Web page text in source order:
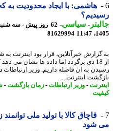
هاشمی: با ایجاد محدودیت به کجا
-سیاسی-
81629994
خبرآنلاین، قرار بود اینترنت به
از 18 دی برگردد اما داده ها نشان می دهد که
به آن فاصله داریم. وزیر ارتباطات در
اینترنت ...
-وزیر ارتباطات-زمان بازگشت-
قاچاق کالا با تولید ملی توانمند
شود